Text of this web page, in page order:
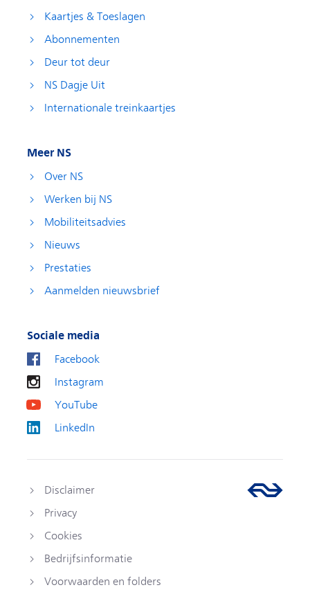
Kaartjes & Toeslagen
Abonnementen
Deur tot deur
NS Dagje Uit
Internationale treinkaartjes
Meer NS
Over NS
Werken bij NS
Mobiliteitsadvies
Nieuws
Prestaties
Aanmelden nieuwsbrief
Sociale media
Facebook
Instagram
YouTube
LinkedIn
Disclaimer
Privacy
Cookies
Bedrijfsinformatie
Voorwaarden en folders